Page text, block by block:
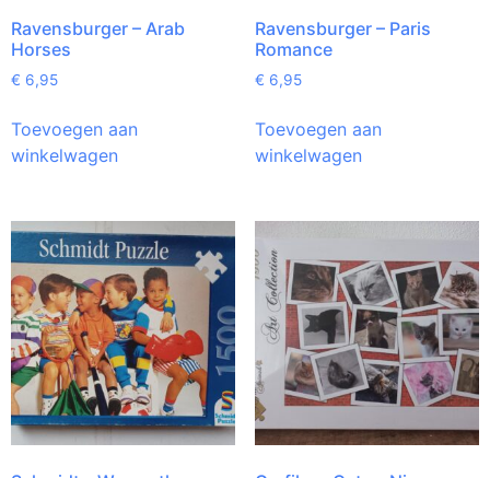
Ravensburger – Arab
Horses
€ 6,95
Toevoegen aan
winkelwagen
Ravensburger – Paris
Romance
€ 6,95
Toevoegen aan
winkelwagen